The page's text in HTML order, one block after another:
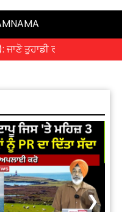
ਰਾਸ਼ੀ ‘ਤੇ ਗ੍ਰਹਿਆਂ ਦੀ
❯